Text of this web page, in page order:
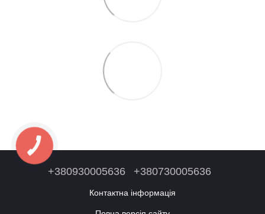
+380930005636 +380730005636
Контактна інформація